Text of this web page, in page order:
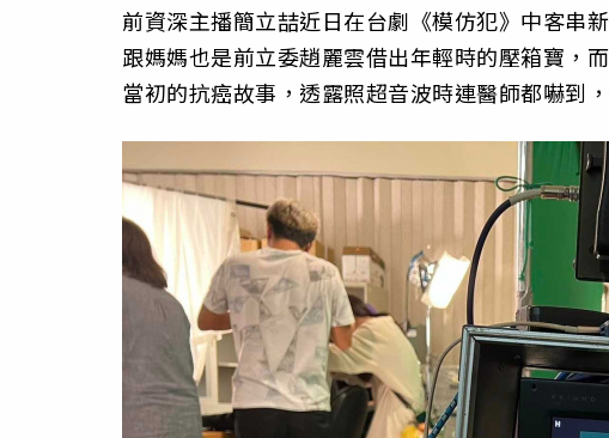
前資深主播簡立喆近日在台劇《模仿犯》中客串
跟媽媽也是前立委趙麗雲借出年輕時的壓箱寶，
當初的抗癌故事，透露照超音波時連醫師都嚇到